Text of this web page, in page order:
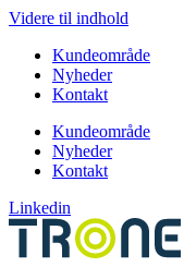
Videre til indhold
Kundeområde
Nyheder
Kontakt
Kundeområde
Nyheder
Kontakt
Linkedin